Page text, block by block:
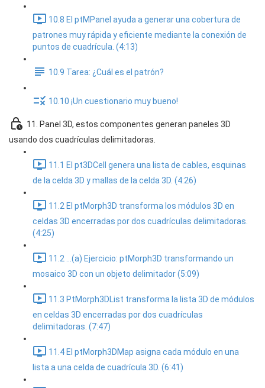
10.8 El ptMPanel ayuda a generar una cobertura de
patrones muy rápida y eficiente mediante la conexión de
puntos de cuadrícula. (4:13)
10.9 Tarea: ¿Cuál es el patrón?
10.10 ¡Un cuestionario muy bueno!
11. Panel 3D, estos componentes generan paneles 3D
usando dos cuadrículas delimitadoras.
11.1 El pt3DCell genera una lista de cables, esquinas
de la celda 3D y mallas de la celda 3D. (4:26)
11.2 El ptMorph3D transforma los módulos 3D en
celdas 3D encerradas por dos cuadrículas delimitadoras.
(4:25)
11.2 ...(a) Ejercicio: ptMorph3D transformando un
mosaico 3D con un objeto delimitador (5:09)
11.3 PtMorph3DList transforma la lista 3D de módulos
en celdas 3D encerradas por dos cuadrículas
delimitadoras. (7:47)
11.4 El ptMorph3DMap asigna cada módulo en una
lista a una celda de cuadrícula 3D. (6:41)